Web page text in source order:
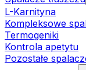
L-Karnityna
Kompleksowe
Termogeniki
Kontrola apetytu
Pozostałe